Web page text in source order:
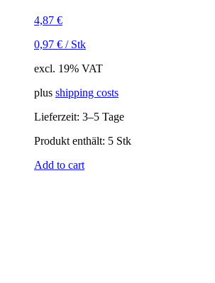
4,87 €
0,97 € / Stk
excl. 19% VAT
plus shipping costs
Lieferzeit: 3–5 Tage
Produkt enthält: 5 Stk
Add to cart